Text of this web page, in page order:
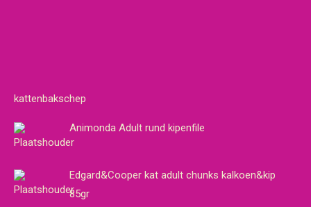
kattenbakschep
Animonda Adult rund kipenfile
Edgard&Cooper kat adult chunks kalkoen&kip
85gr